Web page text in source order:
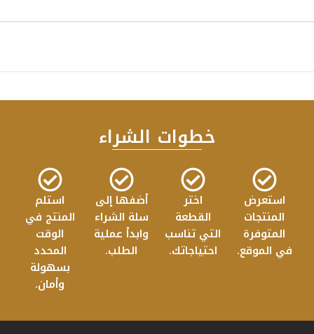
خطوات الشراء
استعرض
المنتجات
المتوفرة
في الموقع.
اختر
القطعة
التي تناسب
احتياجاتك.
أضفها إلى
سلة الشراء
وابدأ عملية
الطلب.
استلم
المنتج في
الوقت
المحدد
بسهولة
وأمان.